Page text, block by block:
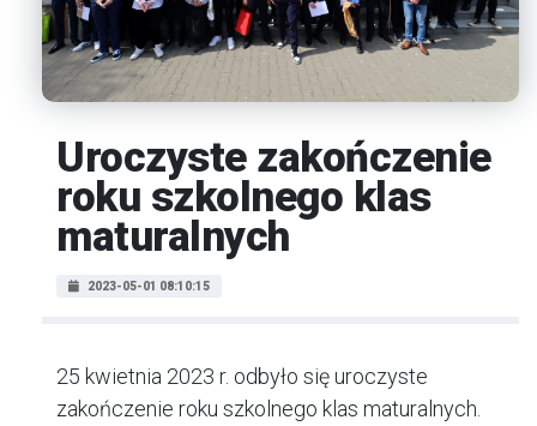
Uroczyste zakończenie
roku szkolnego klas
maturalnych
2023-05-01 08:10:15
25 kwietnia 2023 r. odbyło się uroczyste
zakończenie roku szkolnego klas maturalnych.